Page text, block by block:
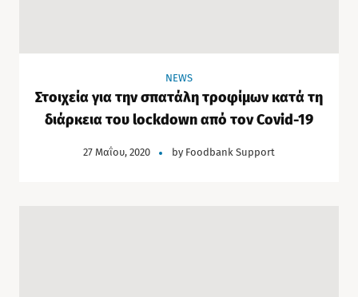
NEWS
Στοιχεία για την σπατάλη τροφίμων κατά τη
διάρκεια του lockdown από τον Covid-19
27 Μαΐου, 2020 by Foodbank Support